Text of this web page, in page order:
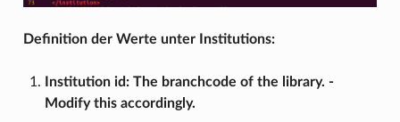
Definition der Werte unter Institutions:
Institution id: The branchcode of the library. -
Modify this accordingly.